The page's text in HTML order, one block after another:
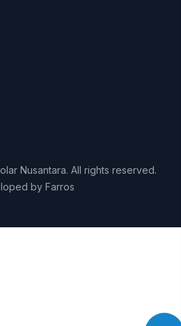
Nusantara. All rights reserved.
by Farros